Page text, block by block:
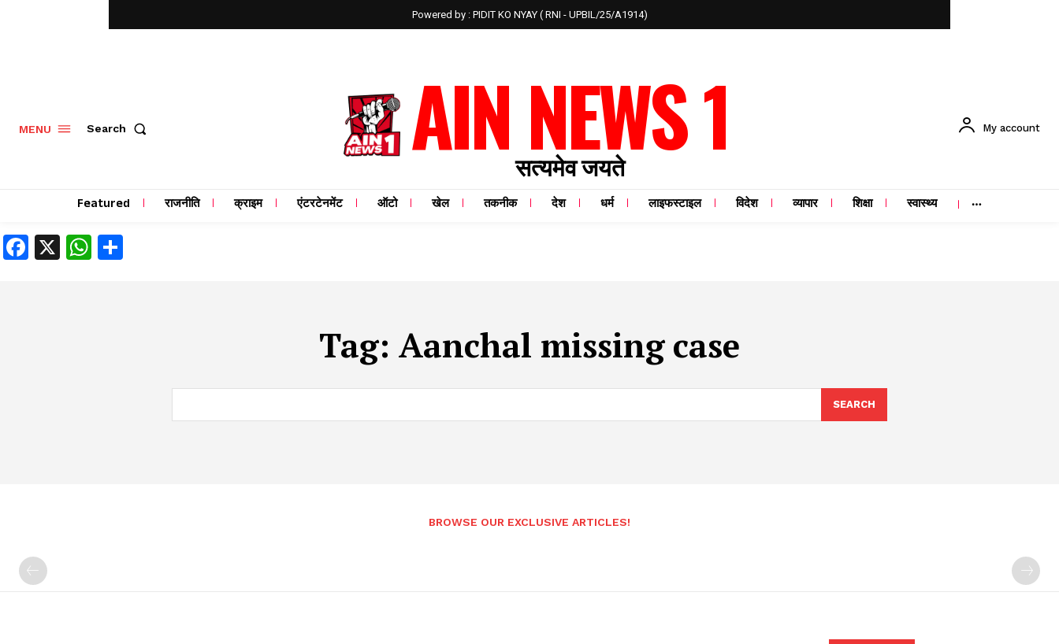
Powered by : PIDIT KO NYAY ( RNI - UPBIL/25/A1914)
MENU Search AIN NEWS 1
सत्यमेव जयते
My account
Featured राजनीति क्राइम एंटरटेनमेंट ऑटो खेल तकनीक देश धर्म लाइफस्टाइल विदेश व्यापार शिक्षा स्वास्थ्य
Facebook
X WhatsApp
Tag: Aanchal missing case
SEARCH
BROWSE OUR EXCLUSIVE ARTICLES!